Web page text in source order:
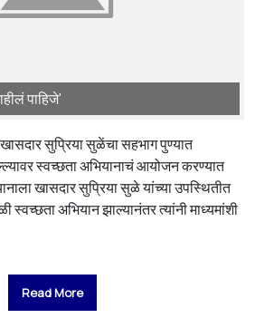
पाहिजे'
सुप्रिया सुळेंचा सहभाग पुण्यात
स्वच्छता अभियानाचं आयोजन करण्यात
खासदार सुप्रिया सुळे यांच्या उपस्थितीत
अभियान झाल्यानंतर त्यांनी माध्यमांशी
Read More